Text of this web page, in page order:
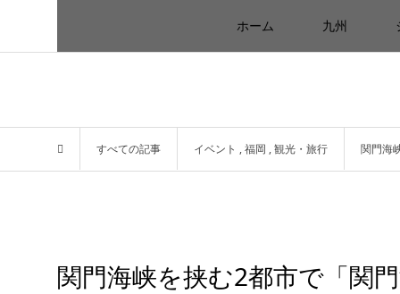
ホーム 九州
すべての記事 イベント ,福岡 ,観光・旅行 関門海
関門海峡を挟む2都市で「関